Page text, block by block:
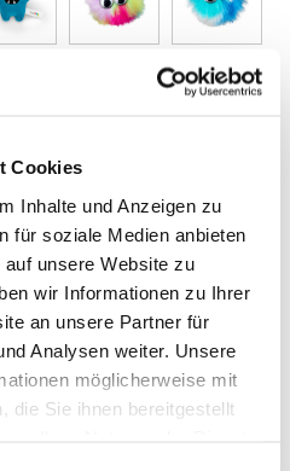
Cookies
Inhalte und Anzeigen zu
für soziale Medien anbieten
unsere Website zu
wir Informationen zu Ihrer
an unsere Partner für
Analysen weiter. Unsere
möglicherweise mit
die Sie ihnen bereitgestellt